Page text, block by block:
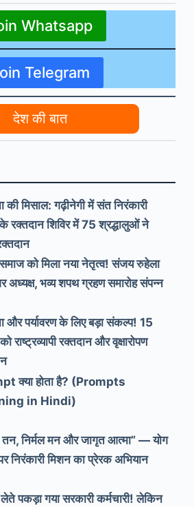
Whatsapp
Telegram
देश की बात
की मिसाल: गढ़ीनेगी में संत निरंकारी
रक्तदान शिविर में 75 श्रद्धालुओं ने
को मिला नया नेतृत्व! संजय रुहेला
अध्यक्ष, भव्य शपथ ग्रहण समारोह संपन्न
और पर्यावरण के लिए बड़ा संकल्प! 15
राष्ट्रव्यापी रक्तदान और वृक्षारोपण
क्या होता है? (Prompts
in Hindi)
तन, निर्मल मन और जागृत आत्मा” — योग
निरंकारी मिशन का प्रेरक अभियान
लेते पकड़ा गया सरकारी कर्मचारी! लेकिन